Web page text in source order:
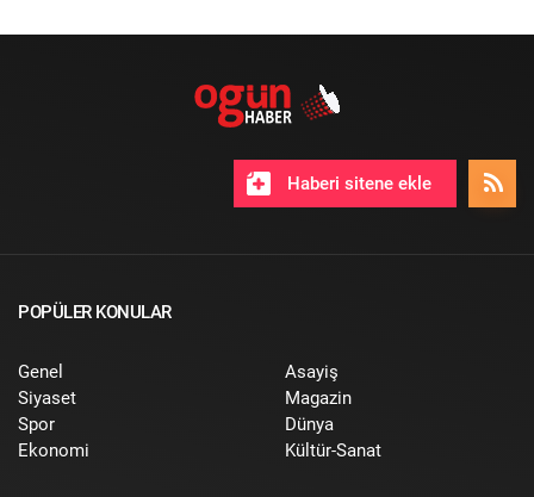
Haberi sitene ekle
POPÜLER KONULAR
Genel
Siyaset
Spor
Ekonomi
Asayiş
Magazin
Dünya
Kültür-Sanat